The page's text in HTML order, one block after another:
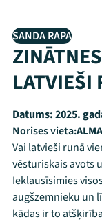
SANDA RAPA
LATVIEŠI
Datums:2025.
Norises vieta:
Vai latvieši runā
vēsturiskais avots
Ieklausīsimies
augšzemnieku un
kādas ir to